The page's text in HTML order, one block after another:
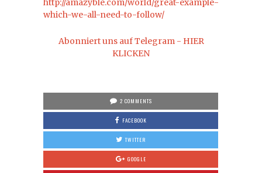
http://amazyble.com/world/great-example-
which-we-all-need-to-follow/
Abonniert uns auf Telegram - HIER
KLICKEN
2 COMMENTS
FACEBOOK
TWITTER
GOOGLE